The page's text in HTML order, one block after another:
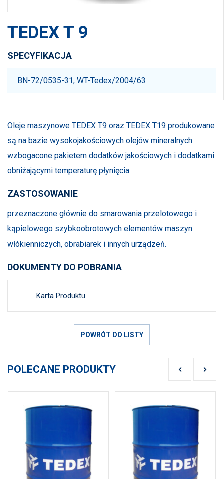
TEDEX T 9
SPECYFIKACJA
BN-72/0535-31, WT-Tedex/2004/63
Oleje maszynowe TEDEX T9 oraz TEDEX T19 produkowane
są na bazie wysokojakościowych olejów mineralnych
wzbogacone pakietem dodatków jakościowych i dodatkami
obniżającymi temperaturę płynięcia.
ZASTOSOWANIE
przeznaczone głównie do smarowania przelotowego i
kąpielowego szybkoobrotowych elementów maszyn
włókienniczych, obrabiarek i innych urządzeń.
DOKUMENTY DO POBRANIA
Karta Produktu
POWRÓT DO LISTY
POLECANE PRODUKTY